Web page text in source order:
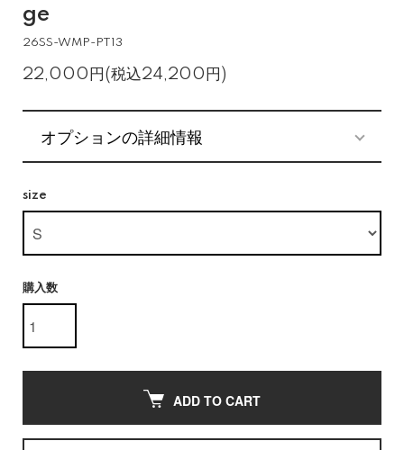
ge
26SS-WMP-PT13
22,000円(税込24,200円)
オプションの詳細情報
size
購入数
ADD TO CART